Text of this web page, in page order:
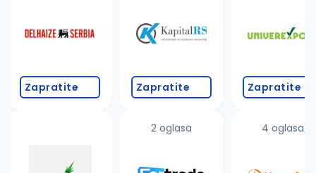
Zapratite Zapratite
2 oglasa
Zapratite
4 oglasa